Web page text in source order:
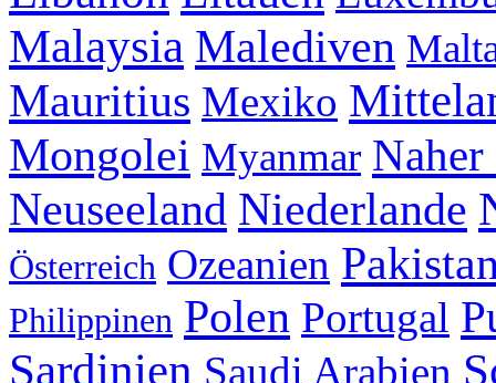
Malaysia Malediven
Mauritius Mexiko
Mongolei Myanmar Naher
Neuseeland Niederlande
Österreich Ozeanien
Philippinen Polen Portugal
Sardinien Saudi Arabien